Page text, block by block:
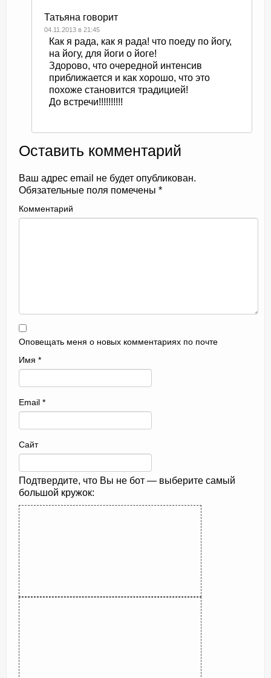
Татьяна говорит
04.11.2013 в 21:45
Как я рада, как я рада! что поеду по йогу,
на йогу, для йоги о йоге!
Здорово, что очередной интенсив
приближается и как хорошо, что это
похоже становится традицией!
До встречи!!!!!!!!!!
Оставить комментарий
Ваш адрес email не будет опубликован.
Обязательные поля помечены *
Комментарий
Оповещать меня о новых комментариях по почте
Имя *
Email *
Сайт
Подтвердите, что Вы не бот — выберите самый
большой кружок: